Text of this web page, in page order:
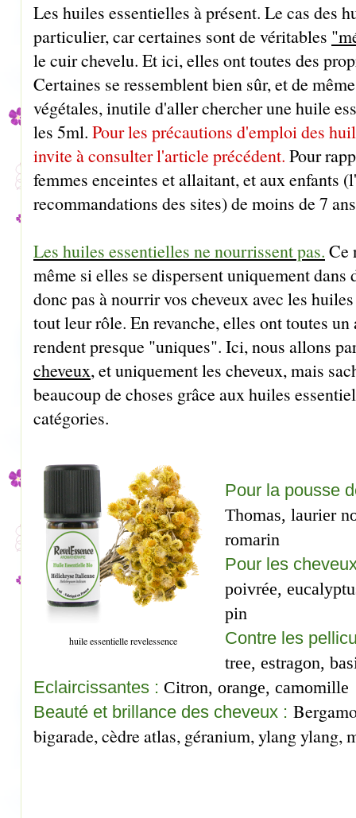
Les huiles essentielles à présent. Le cas des
particulier, car certaines sont de véritables
le cuir chevelu. Et ici, elles ont toutes des
Certaines se ressemblent bien sûr, et de
végétales, inutile d'aller chercher une huile
les 5ml. Pour les précautions d'emploi des
invite à consulter l'article précédent. Pour
femmes enceintes et allaitant, et aux enfants
recommandations des sites) de moins de 7
Les huiles essentielles ne nourrissent pas. Ce
même si elles se dispersent uniquement
donc pas à nourrir vos cheveux avec les
tout leur rôle. En revanche, elles ont toutes
rendent presque "uniques". Ici, nous allons
cheveux, et uniquement les cheveux, mais
beaucoup de choses grâce aux huiles
catégories.
huile essentielle revelessence
Pour la pousse
Thomas, laurier
romarin
Pour les
poivrée,
pin
Contre les
tree, estragon,
Eclaircissantes : Citron, orange, camomille
Beauté et brillance des cheveux :
bigarade, cèdre atlas, géranium, ylang ylang,